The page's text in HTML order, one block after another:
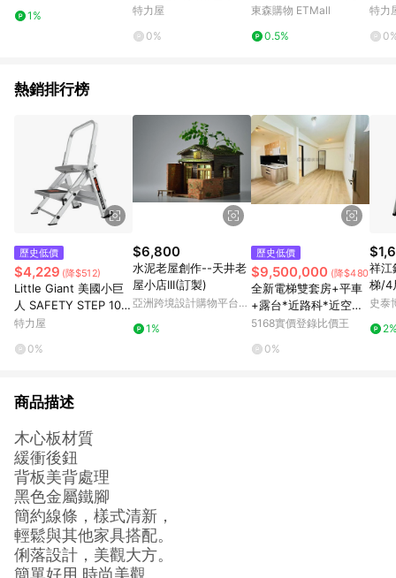
1%
色
特力屋
0%
裝/免運費/鞋櫃
東森購物 ETMall
0.5%
關櫃
特力
熱銷排行榜
歷史低價
$4,229 (降$512)
Little Giant 美國小巨
人 SAFETY STEP 102
10BA 二階安全步梯
特力屋
0%
$6,800
水泥老屋創作--天井老
屋小店III(訂製)
亞洲跨境設計購物平台
1%
歷史低價
$9,500,000 (降$480,000)
全新電梯雙套房+平車
+露台*近路科*近空軍
機校｜高雄市岡山區協
5168實價登錄比價王
0%
祥江
梯/4
史泰
商品描述
木心板材質
緩衝後鈕
背板美背處理
黑色金屬鐵腳
簡約線條，樣式清新，
輕鬆與其他家具搭配。
俐落設計，美觀大方。
簡單好用 時尚美觀